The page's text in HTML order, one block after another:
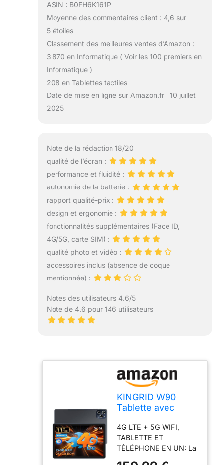
nous engageons à
fournir des services de
Pour toute question
concernant l'utilisation
n'hésitez pas à
contacter notre équipe
et de perfectionner nos
produits. Nous
sommes toujours à
l'écoute de nos
utilisateurs et
optimisons
constamment leur
expérience.
ASIN : B0FH6K161P
Moyenne des commentaires client : 4,6 sur
5 étoiles
Classement des meilleures ventes d’Amazon :
3 870 en Informatique ( Voir les 100 premiers en
Informatique )
208 en Tablettes tactiles
Date de mise en ligne sur Amazon.fr : 10 juillet
2025
Note de la rédaction 18/20
qualité de l’écran :
performance et fluidité :
autonomie de la batterie :
rapport qualité-prix :
design et ergonomie :
fonctionnalités supplémentaires (Face ID,
4G/5G, carte SIM) :
qualité photo et vidéo :
accessoires inclus (absence de coque
mentionnée) :
Notes des utilisateurs 4.6/5
Note de 4.6 pour 146 utilisateurs
KINGRID W90
Tablette avec
256 Go(4 to TF),
Octa-Core
4G LTE + 5G WIFI,
TABLETTE ET
TÉLÉPHONE EN UN: La